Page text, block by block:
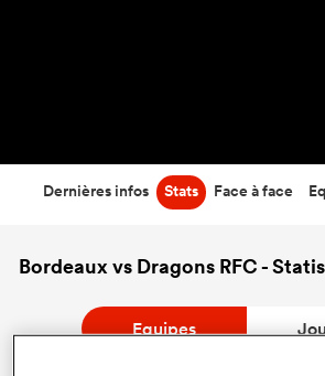
Dernières infos Stats Face à face
Bordeaux vs Dragons RFC -
Equipes